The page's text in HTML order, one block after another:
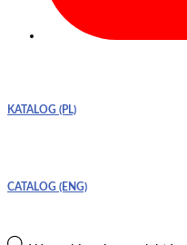
KATALOG (PL)
CATALOG (ENG)